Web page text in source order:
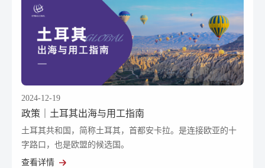
2024-12-19
政策｜土耳其出海与用工指南
土耳其共和国，简称土耳其，首都安卡拉。是连接欧亚的十
字路口，也是欧盟的候选国。
查看详情